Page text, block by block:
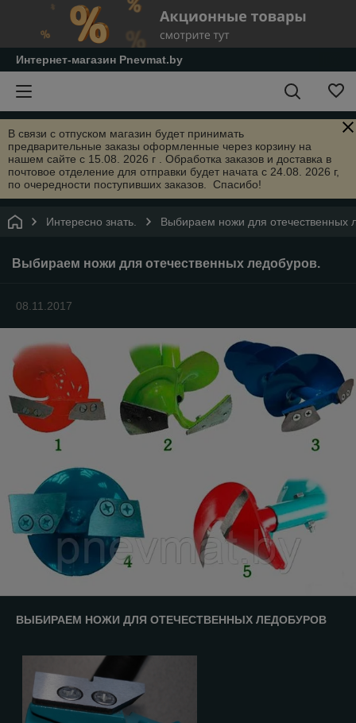
Интернет-магазин Pnevmat.by
В связи с отпуском магазин будет принимать
предварительные заказы оформленные через корзину на
нашем сайте с 15.08. 2026 г . Обработка заказов и доставка в
почтовое отделение для отправки будет начата с 24.08. 2026 г,
по очередности поступивших заказов. Спасибо!
Интересно знать. Выбираем ножи для отечественных
Выбираем ножи для отечественных ледобуров.
08.11.2017
ВЫБИРАЕМ НОЖИ ДЛЯ ОТЕЧЕСТВЕННЫХ ЛЕДОБУРОВ